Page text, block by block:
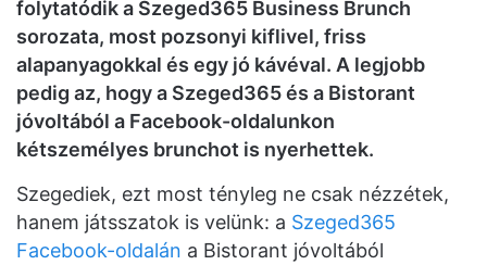
folytatódik a Szeged365 Business Brunch
sorozata, most pozsonyi kiflivel, friss
alapanyagokkal és egy jó kávéval. A legjobb
pedig az, hogy a Szeged365 és a Bistorant
jóvoltából a Facebook-oldalunkon
kétszemélyes brunchot is nyerhettek.
Szegediek, ezt most tényleg ne csak nézzétek,
hanem játsszatok is velünk: a Szeged365
Facebook-oldalán a Bistorant jóvoltából